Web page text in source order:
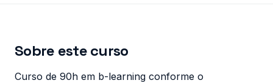
Sobre este curso
Curso de 90h em b-learning conforme o